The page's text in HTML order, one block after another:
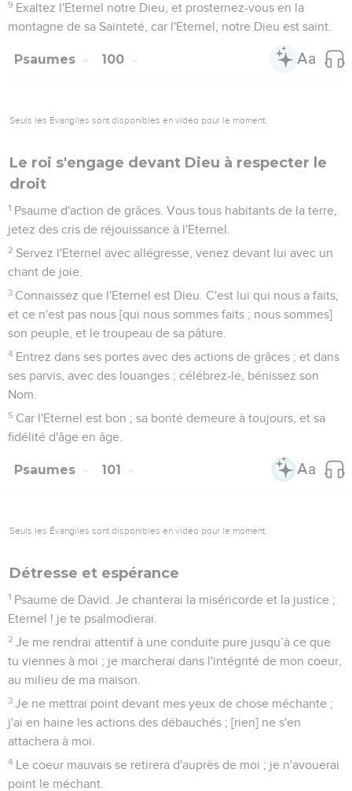
9 Exaltez l'Eternel notre Dieu, et prosternez-vous en la
montagne de sa Sainteté, car l'Eternel, notre Dieu est saint.
Psaumes 100
Seuls les Évangiles sont disponibles en vidéo pour le moment.
Le roi s'engage devant Dieu à respecter le
droit
1 Psaume d'action de grâces. Vous tous habitants de la terre,
jetez des cris de réjouissance à l'Eternel.
2 Servez l'Eternel avec allégresse, venez devant lui avec un
chant de joie.
3 Connaissez que l'Eternel est Dieu. C'est lui qui nous a faits,
et ce n'est pas nous [qui nous sommes faits ; nous sommes]
son peuple, et le troupeau de sa pâture.
4 Entrez dans ses portes avec des actions de grâces ; et dans
ses parvis, avec des louanges ; célébrez-le, bénissez son
Nom.
5 Car l'Eternel est bon ; sa bonté demeure à toujours, et sa
fidélité d'âge en âge.
Psaumes 101
Seuls les Évangiles sont disponibles en vidéo pour le moment.
Détresse et espérance
1 Psaume de David. Je chanterai la miséricorde et la justice ;
Eternel ! je te psalmodierai.
2 Je me rendrai attentif à une conduite pure jusqu’à ce que
tu viennes à moi ; je marcherai dans l'intégrité de mon coeur,
au milieu de ma maison.
3 Je ne mettrai point devant mes yeux de chose méchante ;
j'ai en haine les actions des débauchés ; [rien] ne s'en
attachera à moi.
4 Le coeur mauvais se retirera d'auprès de moi ; je n'avouerai
point le méchant.